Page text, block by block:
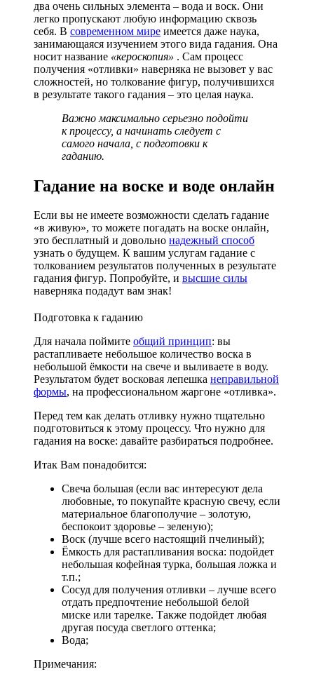
два очень сильных элемента – вода и воск. Они
легко пропускают любую информацию сквозь
себя. В современном мире имеется даже наука,
занимающаяся изучением этого вида гадания. Она
носит название «кероскопия» . Сам процесс
получения «отливки» наверняка не вызовет у вас
сложностей, но толкование фигур, получившихся
в результате такого гадания – это целая наука.
Важно максимально серьезно подойти
к процессу, а начинать следует с
самого начала, с подготовки к
гаданию.
Гадание на воске и воде онлайн
Если вы не имеете возможности сделать гадание
«в живую», то можете погадать на воске онлайн,
это бесплатный и довольно надежный способ
узнать о будущем. К вашим услугам гадание с
толкованием результатов полученных в результате
гадания фигур. Попробуйте, и высшие силы
наверняка подадут вам знак!
Подготовка к гаданию
Для начала поймите общий принцип: вы
растапливаете небольшое количество воска в
небольшой ёмкости на свече и выливаете в воду.
Результатом будет восковая лепешка неправильной
формы, на профессиональном жаргоне «отливка».
Перед тем как делать отливку нужно тщательно
подготовиться к этому процессу. Что нужно для
гадания на воске: давайте разбираться подробнее.
Итак Вам понадобится:
Свеча большая (если вас интересуют дела
любовные, то покупайте красную свечу, если
материальное благополучие – золотую,
беспокоит здоровье – зеленую);
Воск (лучше всего настоящий пчелиный);
Ёмкость для растапливания воска: подойдет
небольшая кофейная турка, большая ложка и
т.п.;
Сосуд для получения отливки – лучше всего
отдать предпочтение небольшой белой
миске или тарелке. Также подойдет любая
другая посуда светлого оттенка;
Вода;
Примечания: